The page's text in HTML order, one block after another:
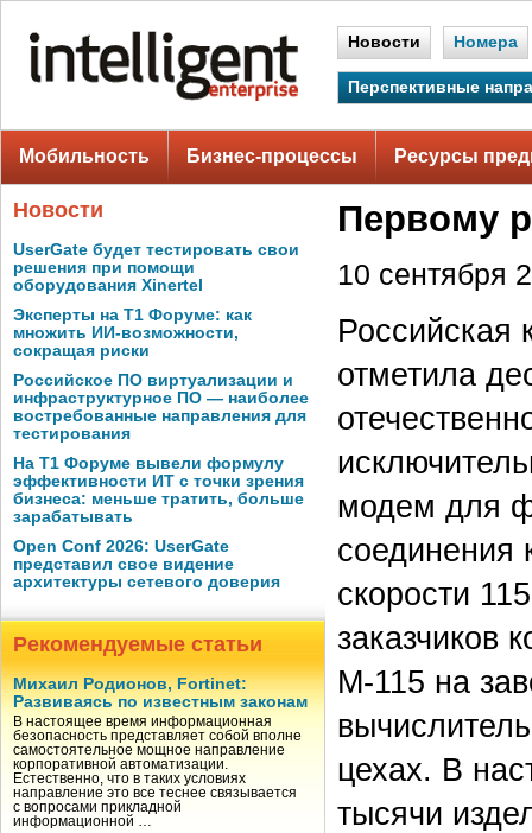
Новости Номера
Перспективные
Мобильность Бизнес-процессы Ресурсы
Новости
UserGate будет тестировать свои
решения при помощи
оборудования Xinertel
Эксперты на Т1 Форуме: как
множить ИИ-возможности,
сокращая риски
Российское ПО виртуализации и
инфраструктурное ПО — наиболее
востребованные направления для
тестирования
На Т1 Форуме вывели формулу
эффективности ИТ с точки зрения
бизнеса: меньше тратить, больше
зарабатывать
Open Conf 2026: UserGate
представил свое видение
архитектуры сетевого доверия
Рекомендуемые статьи
Михаил Родионов, Fortinet:
Развиваясь по известным законам
В настоящее время информационная
безопасность представляет собой вполне
самостоятельное мощное направление
корпоративной автоматизации.
Естественно, что в таких условиях
направление это все теснее связывается
с вопросами прикладной
информационной …
Первому
10 сентября
Российская
отметила
модем для
соединения
скорости
заказчиков
М-115 на
цехах. В
тысячи